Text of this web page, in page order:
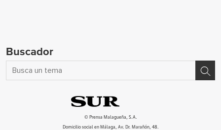
Buscador
© Prensa Malagueña, S.A.
Domicilio social en Málaga, Av. Dr. Marañón, 48.